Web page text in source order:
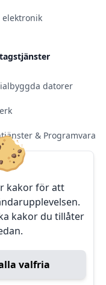
kakor för att
kakor du tillåter
valfria
elektronik
datorer
& Programvara
& Backup
& Public Display
elektronik